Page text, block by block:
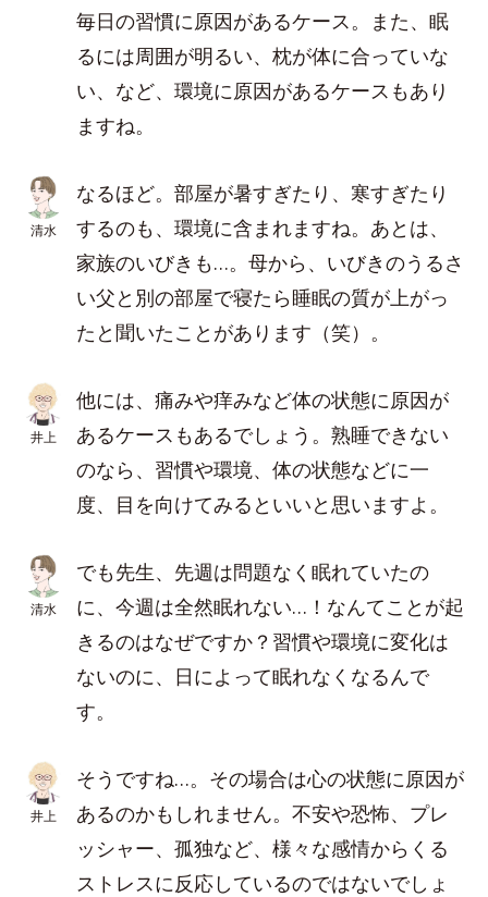
毎日の習慣に原因があるケース。また、眠
るには周囲が明るい、枕が体に合っていな
い、など、環境に原因があるケースもあり
ますね。
清水
なるほど。部屋が暑すぎたり、寒すぎたり
するのも、環境に含まれますね。あとは、
家族のいびきも…。母から、いびきのうるさ
い父と別の部屋で寝たら睡眠の質が上がっ
たと聞いたことがあります（笑）。
井上
他には、痛みや痒みなど体の状態に原因が
あるケースもあるでしょう。熟睡できない
のなら、習慣や環境、体の状態などに一
度、目を向けてみるといいと思いますよ。
清水
でも先生、先週は問題なく眠れていたの
に、今週は全然眠れない…！なんてことが起
きるのはなぜですか？習慣や環境に変化は
ないのに、日によって眠れなくなるんで
す。
井上
そうですね…。その場合は心の状態に原因が
あるのかもしれません。不安や恐怖、プレ
ッシャー、孤独など、様々な感情からくる
ストレスに反応しているのではないでしょ